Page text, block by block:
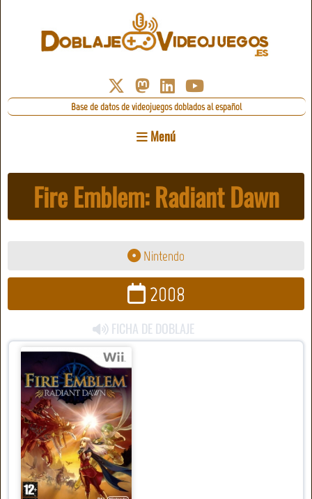
Base de datos de videojuegos doblados al español
Menú
Fire Emblem: Radiant Dawn
Nintendo
2008
FICHA DE DOBLAJE